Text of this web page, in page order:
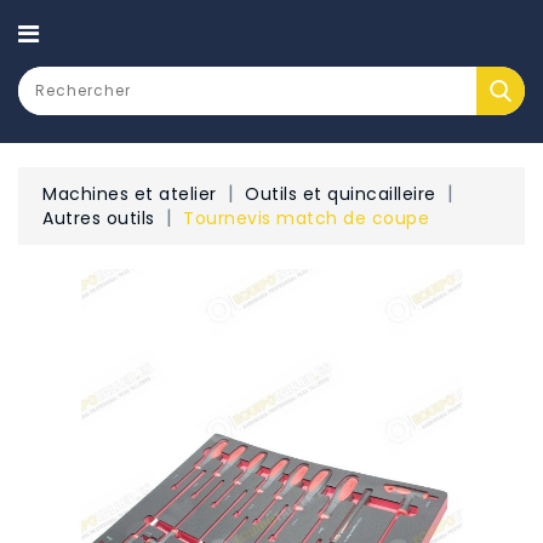
CATEGORY
Machines et atelier
Outils et quincailleire
Autres outils
Tournevis match de coupe